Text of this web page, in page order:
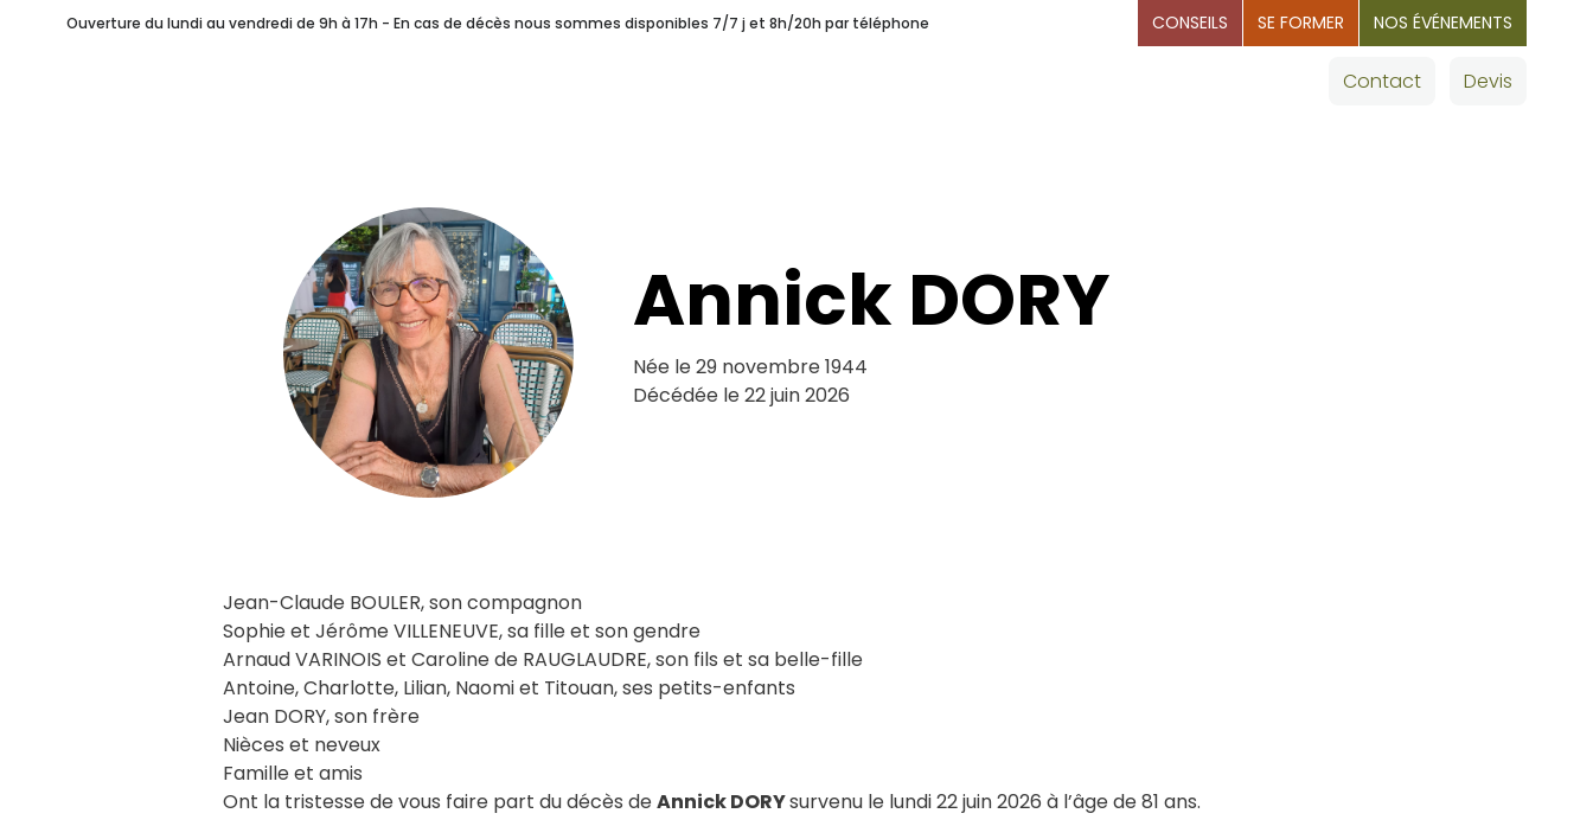
Ouverture du lundi au vendredi de 9h à 17h - En cas de décès nous sommes disponibles 7/7 j et 8h/20h par téléphone CONSEILS SE FORMER NOS ÉVÉNEMENTS
Combien ça coûte ?
Une Coopérative Funéraire
Contact Devis
Annick DORY
Née le 29 novembre 1944
Décédée le 22 juin 2026
Jean-Claude BOULER, son compagnon
Sophie et Jérôme VILLENEUVE, sa fille et son gendre
Arnaud VARINOIS et Caroline de RAUGLAUDRE, son fils et sa belle-fille
Antoine, Charlotte, Lilian, Naomi et Titouan, ses petits-enfants
Jean DORY, son frère
Nièces et neveux
Famille et amis
Ont la tristesse de vous faire part du décès deAnnick DORYsurvenu le lundi 22 juin 2026 à l’âge de 81 ans.